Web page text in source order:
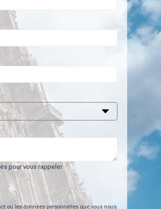
pour vous rappeler
ou les données personnelles que vous nous